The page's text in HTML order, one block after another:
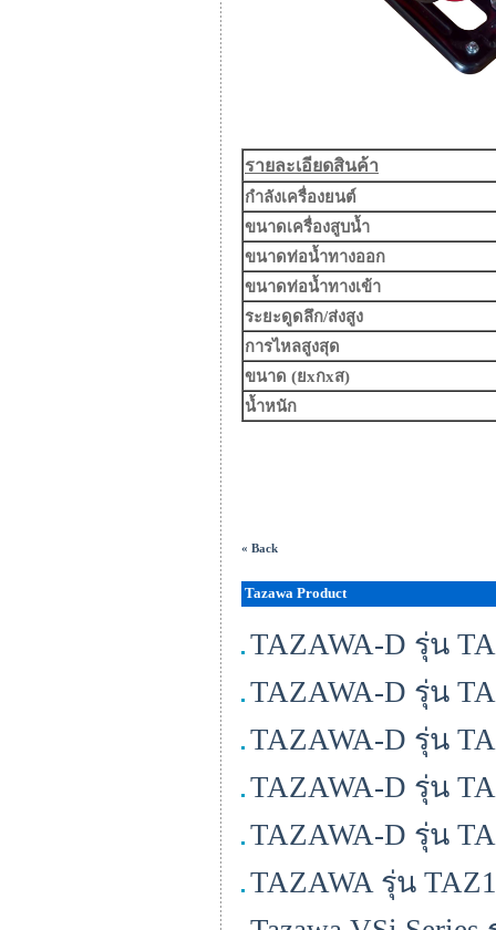
รายละเอียดสินค้า
กำลังเครื่องยนต์
ขนาดเครื่องสูบน้ำ
ขนาดท่อน้ำทางออก
ขนาดท่อน้ำทางเข้า
ระยะดูดลึก/ส่งสูง
การไหลสูงสุด
ขนาด (ยxกxส)
น้ำหนัก
« Back
Tazawa Product
TAZAWA-D รุ่น
TAZAWA-D รุ่น
TAZAWA-D รุ่น
TAZAWA-D รุ่น
TAZAWA-D รุ่น
TAZAWA รุ่น